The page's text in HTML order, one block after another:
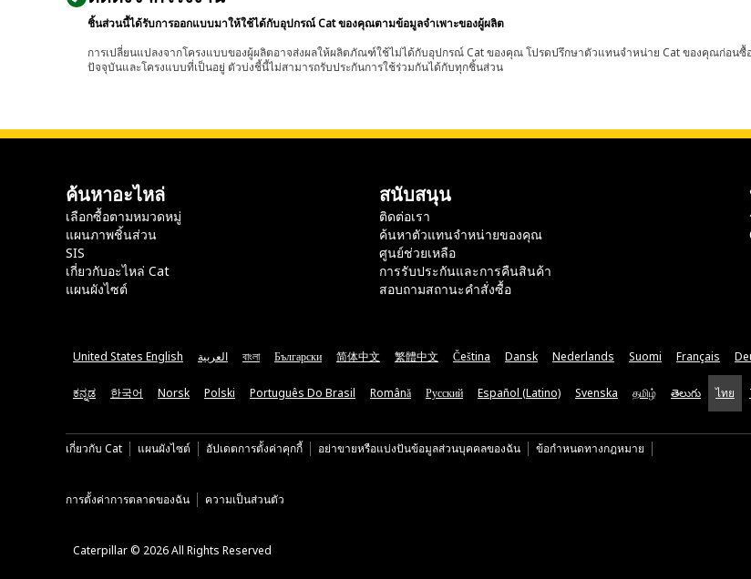
ชิ้นส่วนนี้ได้รับการออกแบบมาให้ใช้ได้กับอุปกรณ์ Cat ของคุณตามข้อมูลจำเพาะของผู้ผลิต
การเปลี่ยนแปลงจากโครงแบบของผู้ผลิตอาจส่งผลให้ผลิตภัณฑ์ใช้ไม่ได้กับอุปกรณ์ Cat ของคุณ โปรดปรึกษาตัวแทนจำหน่าย Cat ของคุณก่อน
ปัจจุบันและโครงแบบที่เป็นอยู่ ตัวบ่งชี้นี้ไม่สามารถรับประกันการใช้ร่วมกันได้กับทุกชิ้นส่วน
ค้นหาอะไหล่
เลือกซื้อตามหมวดหมู่
แผนภาพชิ้นส่วน
SIS
เกี่ยวกับอะไหล่ Cat
แผนผังไซต์
สนับสนุน
ติดต่อเรา
ค้นหาตัวแทนจำหน่ายของคุณ
ศูนย์ช่วยเหลือ
การรับประกันและการคืนสินค้า
สอบถามสถานะคำสั่งซื้อ
United States English العربية বাংলা Български 简体中文 繁體中文 Čeština Dansk Nederlands Suomi Français
ಕನ್ನಡ 한국어 Norsk Polski Português Do Brasil Română Русский Español (Latino) Svenska தமிழ் తెలుగు ไทย
เกี่ยวกับ Cat แผนผังไซต์ อัปเดตการตั้งค่าคุกกี้ อย่าขายหรือแบ่งปันข้อมูลส่วนบุคคลของฉัน ข้อกำหนดทางกฎหมาย
การตั้งค่าการตลาดของฉัน ความเป็นส่วนตัว
Caterpillar © 2026 All Rights Reserved